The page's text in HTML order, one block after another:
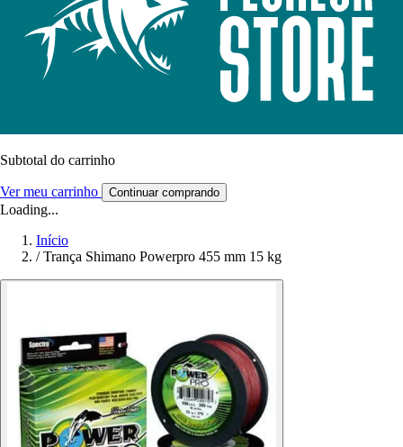
Subtotal do carrinho
Ver meu carrinho Continuar comprando
Loading...
Início
/ Trança Shimano Powerpro 455 mm 15 kg